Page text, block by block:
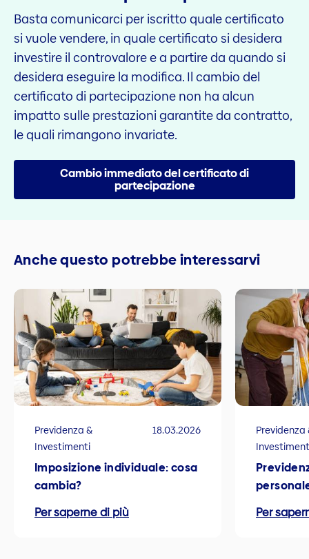
Basta comunicarci per iscritto quale certificato
si vuole vendere, in quale certificato si desidera
investire il controvalore e a partire da quando si
desidera eseguire la modifica. Il cambio del
certificato di partecipazione non ha alcun
impatto sulle prestazioni garantite da contratto,
le quali rimangono invariate.
Cambio immediato del certificato di
partecipazione
Anche questo potrebbe interessarvi
Previdenza &
Investimenti
18.03.2026
Imposizione individuale: cosa
cambia?
Per saperne di più
Previdenza
Per